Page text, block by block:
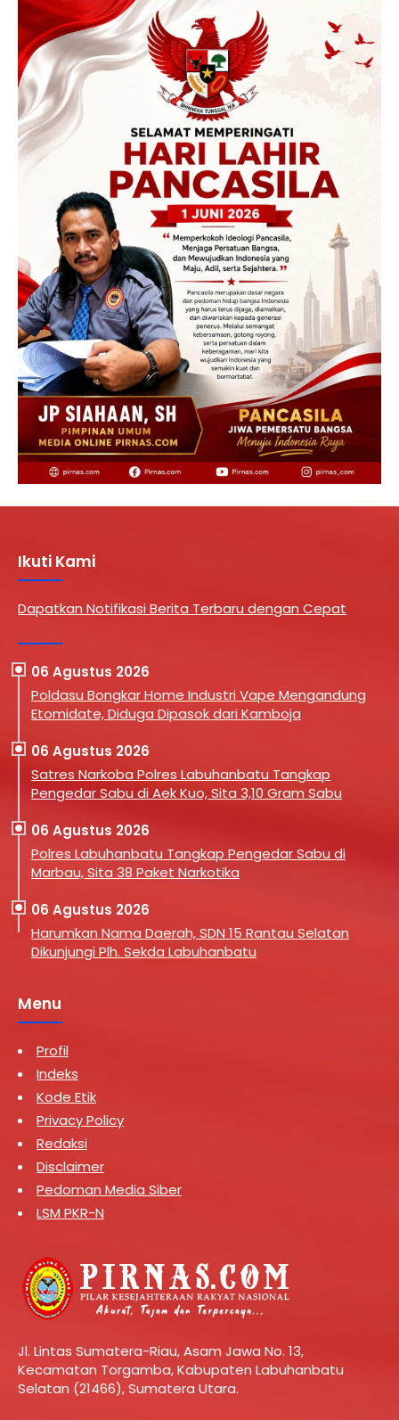
Ikuti Kami
Dapatkan Notifikasi Berita Terbaru dengan Cepat
06 Agustus 2026
Poldasu Bongkar Home Industri Vape Mengandung
Etomidate, Diduga Dipasok dari Kamboja
06 Agustus 2026
Satres Narkoba Polres Labuhanbatu Tangkap
Pengedar Sabu di Aek Kuo, Sita 3,10 Gram Sabu
06 Agustus 2026
Polres Labuhanbatu Tangkap Pengedar Sabu di
Marbau, Sita 38 Paket Narkotika
06 Agustus 2026
Harumkan Nama Daerah, SDN 15 Rantau Selatan
Dikunjungi Plh. Sekda Labuhanbatu
Menu
Profil
Indeks
Kode Etik
Privacy Policy
Redaksi
Disclaimer
Pedoman Media Siber
LSM PKR-N
Jl. Lintas Sumatera-Riau, Asam Jawa No. 13,
Kecamatan Torgamba, Kabupaten Labuhanbatu
Selatan (21466), Sumatera Utara.